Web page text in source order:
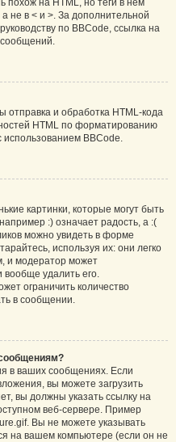
похож на HTML, но теги в нём
не в < и >. За дополнительной
по BBCode, ссылка на
и обработка HTML-кода
HTML по форматированию
BBCode.
картинки, которые могут быть
:) означает радость, а :(
можно увидеть в форме
используя их: они легко
и модератор может
удалить его.
ограничить количество
в сообщении.
в ваших сообщениях. Если
вы можете загрузить
вы должны указать ссылку на
веб-сервере. Пример
Вы не можете указывать
на вашем компьютере (если он не